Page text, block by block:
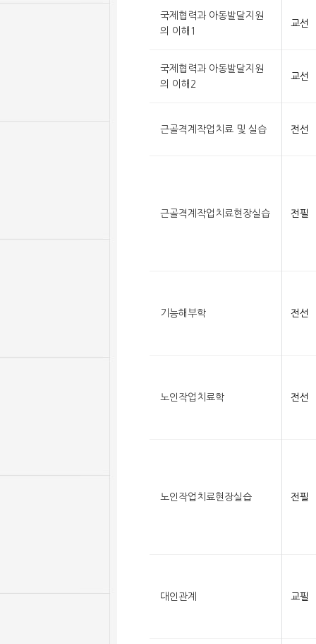
국제협력과 아동발달지원
의 이해1
교선
국제협력과 아동발달지원
의 이해2
교선
근골격계작업치료 및 실습 전선
근골격계작업치료현장실습 전필
기능해부학 전선
노인작업치료학 전선
노인작업치료현장실습 전필
대인관계 교필